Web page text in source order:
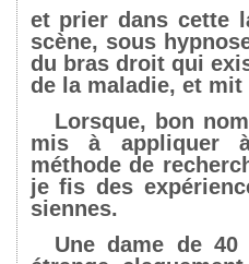
et prier dans cette
scène, sous
du bras droit qui
de la maladie, et
Lorsque, bon
mis à appliquer
méthode de
je fis des
siennes.
Une dame de